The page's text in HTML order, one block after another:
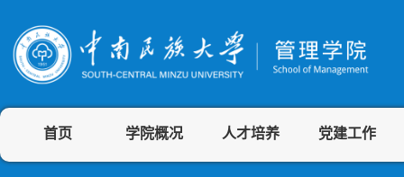
首页 学院概况 人才培养 党建工作